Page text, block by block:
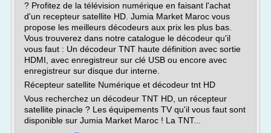
? Profitez de la télévision numérique en faisant l'achat
d'un recepteur satellite HD. Jumia Market Maroc vous
propose les meilleurs décodeurs aux prix les plus bas.
Vous trouverez dans notre catalogue le décodeur qu'il
vous faut : Un décodeur TNT haute définition avec sortie
HDMI, avec enregistreur sur clé USB ou encore avec
enregistreur sur disque dur interne.
Récepteur satellite Numérique et décodeur tnt HD
Vous recherchez un décodeur TNT HD, un récepteur
satellite pinacle ? Les équipements TV qu'il vous faut sont
disponible sur Jumia Market Maroc ! La TNT...